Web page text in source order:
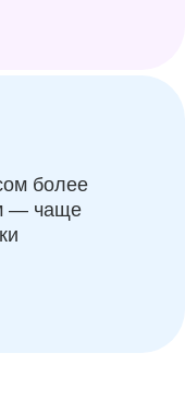
более
— чаще